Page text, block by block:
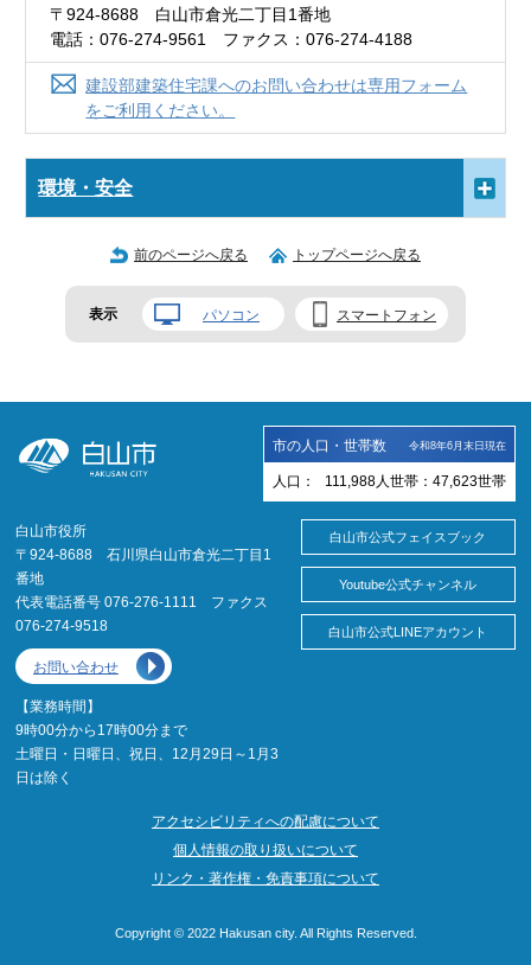
〒924-8688 白山市倉光二丁目1番地
電話：076-274-9561 ファクス：076-274-4188
建設部建築住宅課へのお問い合わせは専用フォーム
をご利用ください。
環境・安全
前のページへ戻る トップページへ戻る
表示 パソコン スマートフォン
市の人口・世帯数 令和8年6月末日現在
人口： 111,988 人 世帯： 47,623世帯
白山市役所
〒924-8688 石川県白山市倉光二丁目1
番地
代表電話番号 076-276-1111 ファクス
076-274-9518
お問い合わせ
【業務時間】
9時00分から17時00分まで
土曜日・日曜日、祝日、12月29日～1月3
日は除く
白山市公式フェイスブック
Youtube公式チャンネル
白山市公式LINEアカウント
アクセシビリティへの配慮について
個人情報の取り扱いについて
リンク・著作権・免責事項について
Copyright © 2022 Hakusan city. All Rights Reserved.